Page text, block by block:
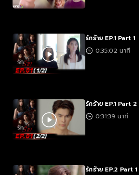
รักร้าย EP.1 Part 1
0:35:02 นาที
รักร้าย EP.1 Part 2
0:31:39 นาที
รักร้าย EP.2 Part 1